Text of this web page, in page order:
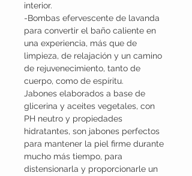
interior.
-Bombas efervescente de lavanda
para convertir el baño caliente en
una experiencia, más que de
limpieza, de relajación y un camino
de rejuvenecimiento, tanto de
cuerpo, como de espíritu.
Jabones elaborados a base de
glicerina y aceites vegetales, con
PH neutro y propiedades
hidratantes, son jabones perfectos
para mantener la piel firme durante
mucho más tiempo, para
distensionarla y proporcionarle un